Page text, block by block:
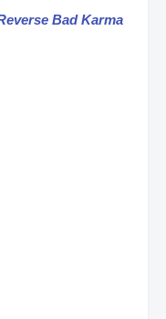
Bad Karma